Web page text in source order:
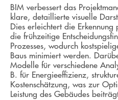
BIM verbessert das
klare, detaillierte visuelle
Dies erleichtert die
die frühzeitige
Prozesses, wodurch
Baus minimiert werden.
Modelle für verschiedene
B. für Energieeffizienz,
Kostenschätzung, was zur
Leistung des Gebäudes